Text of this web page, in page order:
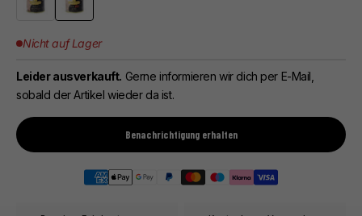
Nicht auf Lager
Leider ausverkauft. Gerne informieren wir dich per E-Mail,
sobald der Artikel wieder da ist.
Benachrichtigung erhalten